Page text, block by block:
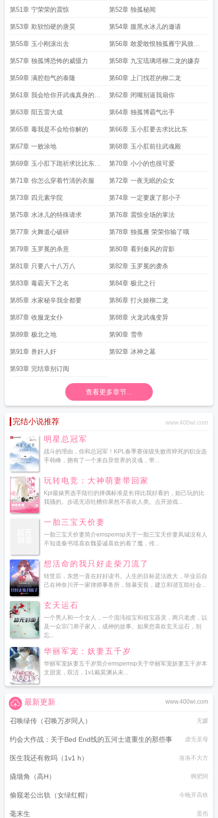
第51章 宁荣荣的震惊 第52章 独孤秘闻
第53章 欺软怕硬的唐昊 第54章 腹黑水冰儿的邀请
第55章 玉小刚滚出去 第56章 敢爱敢恨独孤雁宁风致到
来
第57章 独孤博恐怖的威慑力 第58章 九宝琉璃塔柳二龙的嫌弃
第59章 满腔怨气的泰隆 第60章 上门找茬的柳二龙
第61章 我会给你开武魂真身的机
会吗
第62章 闭嘴别逼我扇你
第63章 阳五雷大成 第64章 独孤博霸气出手
第65章 毒我是不会给你解的 第66章 玉小肛要去求比比东
第67章 一败涂地 第68章 玉小肛前往武魂殿
第69章 玉小肛下跪祈求比比东解
毒
第70章 小小的也很可爱
第71章 你怎么穿着竹清的衣服 第72章 一夜无眠的众女
第73章 四元素学院 第74章 一定要废了那小子
第75章 水冰儿的特殊请求 第76章 震惊全场的掌法
第77章 火舞道心破碎 第78章 独孤雁 荣荣你输了哦
第79章 玉罗冕的杀意 第80章 看到秦风的背影
第81章 只要八十八万八 第82章 玉罗冕的袭杀
第83章 毒霸天下之名 第84章 极北之行
第85章 水家秘辛我全都要 第86章 打火姬柳二龙
第87章 收服龙女仆 第88章 火龙武魂变异
第89章 极北之地 第90章 雪帝
第91章 兽奸人奸 第92章 冰神之墓
第93章 完结章别订阅
查看更多章节...
完结小说推荐 www.400wi.com
明星总冠军
战斗的理由，你和总冠军！KPL春季赛保级失败而猝死的职业选
手韩峰，拥有了一个来自异世界的灵魂，带...
玩转电竞：大神萌妻带回家
Kpl最婊男选手陆衍的择偶标准是长得比我好看的，妲己玩的比
我骚的。步谣无语吐槽你果然不喜欢人类。点开游戏...
一胎三宝天价妻
一胎三宝天价妻简介emspemsp关于一胎三宝天价妻凤城没有人
不知道秦书瑶喜欢魏晏诚喜欢的着了魔，传...
想活命的我只好走柴刀流了
转世后，东悠一直在好好读书。人生的目标是法政大，毕业后自
己在神奈川开一家律师事务所，除暴安良，建立和谐互助社会...
玄天运石
一个男人和一个女人，一个混沌祖宝和祖宝器灵，两只老虎，以
及一众宗门弟子家人，成神的故事。如果您喜欢玄天运石，别
忘...
华丽军宠：妖妻五千岁
华丽军宠妖妻五千岁简介emspemsp关于华丽军宠妖妻五千岁本
文甜宠，双洁，1v1戴莫渊从未...
www.400wi.com
最新更新
召唤绿传（召唤万岁同人） 无媛
约会大作战：关于Bed End线的五河士道重生的那些事 虚无圣母
医生我还有救吗（1v1 h） 洛洛不大方
撬墙角（高H） 啊肥阿
偷窥老公出轨（女绿红帽） 今晚开高铁
毫末生 蛋伤